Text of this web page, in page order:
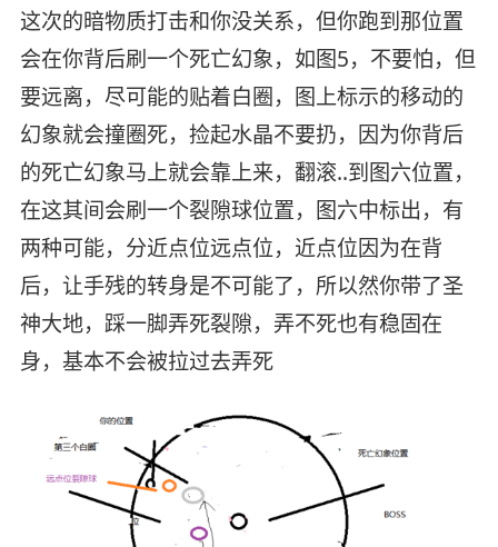
这次的暗物质打击和你没关系，但你跑到那位置
会在你背后刷一个死亡幻象，如图5，不要怕，但
要远离，尽可能的贴着白圈，图上标示的移动的
幻象就会撞圈死，捡起水晶不要扔，因为你背后
的死亡幻象马上就会靠上来，翻滚..到图六位置，
在这其间会刷一个裂隙球位置，图六中标出，有
两种可能，分近点位远点位，近点位因为在背
后，让手残的转身是不可能了，所以然你带了圣
神大地，踩一脚弄死裂隙，弄不死也有稳固在
身，基本不会被拉过去弄死